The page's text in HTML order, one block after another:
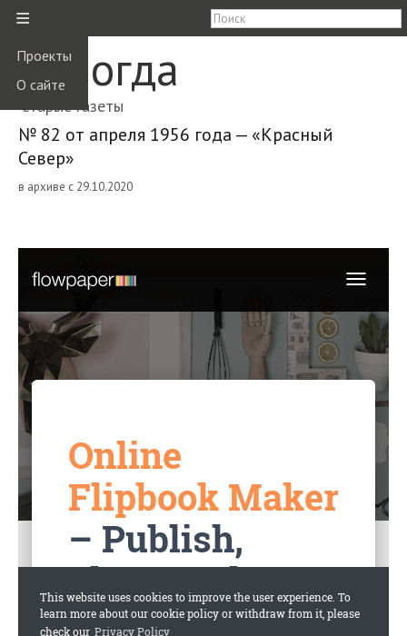
≡
Проекты
О сайте
Вологда
старые газеты
№ 82 от апреля 1956 года — «Красный
Север»
в архиве с 29.10.2020